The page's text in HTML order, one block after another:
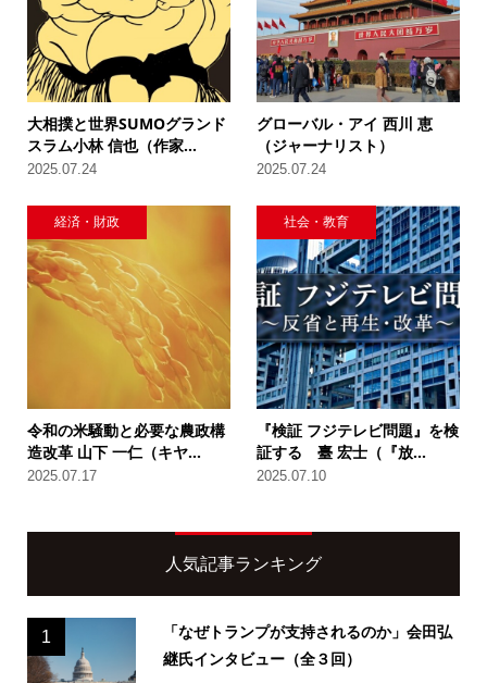
大相撲と世界SUMOグランド
スラム小林 信也（作家...
2025.07.24
グローバル・アイ 西川 恵
（ジャーナリスト）
2025.07.24
経済・財政
令和の米騒動と必要な農政構
造改革 山下 一仁（キヤ...
2025.07.17
社会・教育
『検証 フジテレビ問題』を検
証する 臺 宏士（『放...
2025.07.10
人気記事ランキング
1
「なぜトランプが支持されるのか」会田弘
継氏インタビュー（全３回）